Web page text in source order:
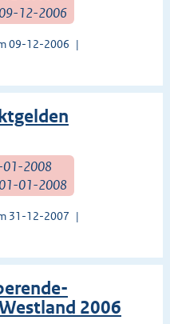
12-2006
09-12-2006
01-2008
01-2008
31-12-2007
2006